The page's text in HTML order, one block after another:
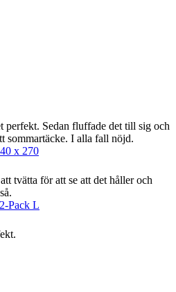
perfekt. Sedan fluffade det till sig och
sommartäcke. I alla fall nöjd.
x 270
tvätta för att se att det håller och
Pack L